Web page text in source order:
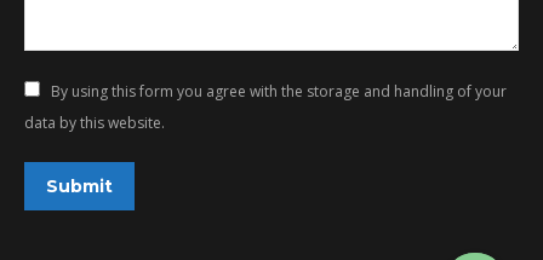
By using this form you agree with the storage and handling of your
data by this website.
Submit